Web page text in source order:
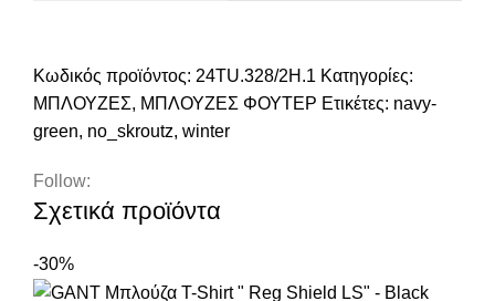
Κωδικός προϊόντος: 24TU.328/2H.1 Κατηγορίες:
ΜΠΛΟΥΖΕΣ, ΜΠΛΟΥΖΕΣ ΦΟΥΤΕΡ Ετικέτες: navy-
green, no_skroutz, winter
Follow:
Σχετικά προϊόντα
-30%